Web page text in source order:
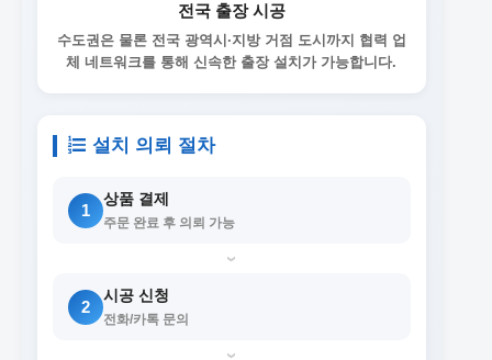
전국 출장 시공
수도권은 물론 전국 광역시·지방 거점 도시까지 협력 업
체 네트워크를 통해 신속한 출장 설치가 가능합니다.
설치 의뢰 절차
1
상품 결제
주문 완료 후 의뢰 가능
›
2
시공 신청
전화/카톡 문의
›